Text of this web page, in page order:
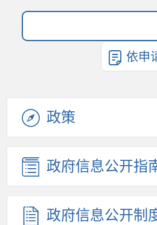
依申
政策
政府信息公开指
政府信息公开制